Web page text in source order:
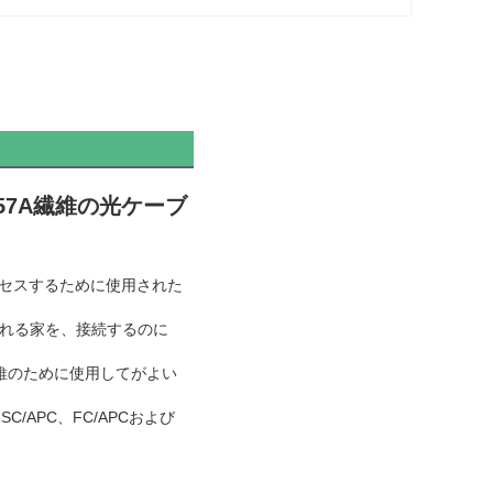
繊維の光ケーブ
スするために使用された
る家を、接続するのに
のために使用してがよい
APC、FC/APCおよび